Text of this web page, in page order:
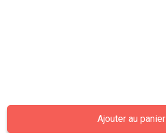
Ajouter au panier